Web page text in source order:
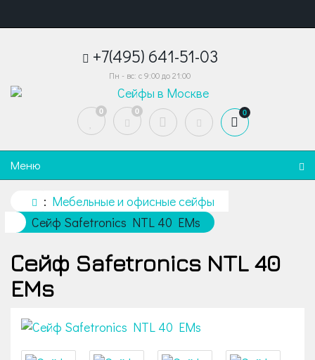
+7(495) 641-51-03
Пн - вс: с 9:00 до 21:00
0 0 0
Меню
Мебельные и офисные сейфы
Сейф Safetronics NTL 40 EMs
Сейф Safetronics NTL 40
EMs